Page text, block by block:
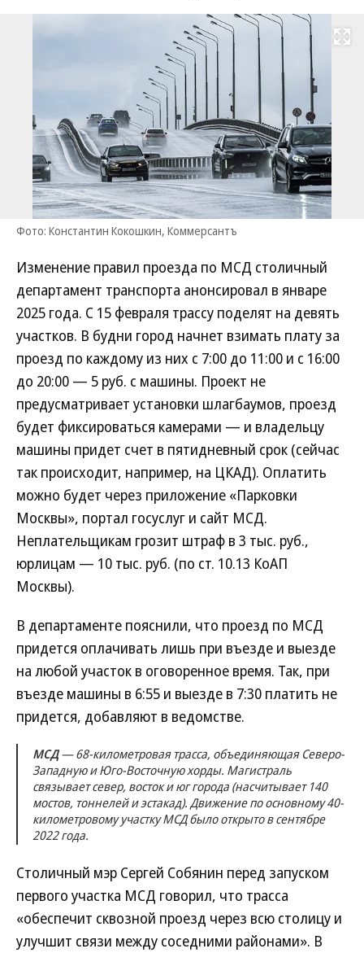
Развернуть
Фото: Константин Кокошкин, Коммерсантъ
Изменение правил проезда по МСД столичный
департамент транспорта анонсировал в январе
2025 года. С 15 февраля трассу поделят на девять
участков. В будни город начнет взимать плату за
проезд по каждому из них с 7:00 до 11:00 и с 16:00
до 20:00 — 5 руб. с машины. Проект не
предусматривает установки шлагбаумов, проезд
будет фиксироваться камерами — и владельцу
машины придет счет в пятидневный срок (сейчас
так происходит, например, на ЦКАД). Оплатить
можно будет через приложение «Парковки
Москвы», портал госуслуг и сайт МСД.
Неплательщикам грозит штраф в 3 тыс. руб.,
юрлицам — 10 тыс. руб. (по ст. 10.13 КоАП
Москвы).
В департаменте пояснили, что проезд по МСД
придется оплачивать лишь при въезде и выезде
на любой участок в оговоренное время. Так, при
въезде машины в 6:55 и выезде в 7:30 платить не
придется, добавляют в ведомстве.
МСД— 68-километровая трасса, объединяющая Северо-
Западную и Юго-Восточную хорды. Магистраль
связывает север, восток и юг города (насчитывает 140
мостов, тоннелей и эстакад). Движение по основному 40-
километровому участку МСД было открыто в сентябре
2022 года.
Столичный мэр Сергей Собянин перед запуском
первого участка МСД говорил, что трасса
«обеспечит сквозной проезд через всю столицу и
улучшит связи между соседними районами». В